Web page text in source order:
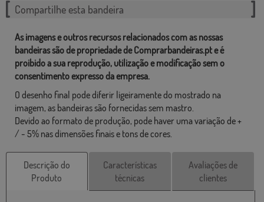
Compartilhe esta bandeira
As imagens e outros recursos relacionados com as nossas
bandeiras são de propriedade de Comprarbandeiras.pt e é
proibido a sua reprodução, utilização e modificação sem o
consentimento expresso da empresa.
O desenho final pode diferir ligeiramente do mostrado na
imagem, as bandeiras são fornecidas sem mastro.
Devido ao formato de produção, pode haver uma variação de +
/ - 5% nas dimensões finais e tons de cores.
Descrição do
Produto
Características
técnicas
Avaliações de
clientes